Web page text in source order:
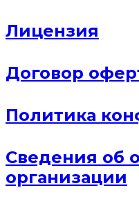
Лицензия
Договор
Политика
Сведения об
организации